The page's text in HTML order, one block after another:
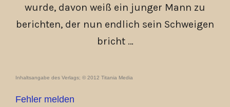
wurde, davon weiß ein junger Mann zu
berichten, der nun endlich sein Schweigen
bricht …
Inhaltsangabe des Verlags; © 2012 Titania Media
Fehler melden